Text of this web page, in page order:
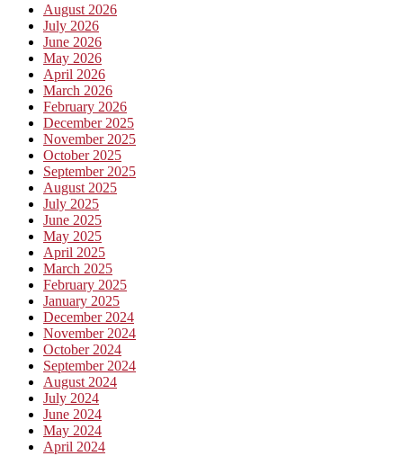
August 2026
July 2026
June 2026
May 2026
April 2026
March 2026
February 2026
December 2025
November 2025
October 2025
September 2025
August 2025
July 2025
June 2025
May 2025
April 2025
March 2025
February 2025
January 2025
December 2024
November 2024
October 2024
September 2024
August 2024
July 2024
June 2024
May 2024
April 2024